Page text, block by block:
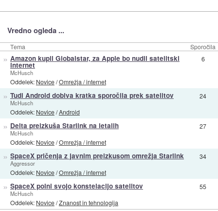
Vredno ogleda ...
Tema Sporočila
» Amazon kupil Globalstar, za Apple bo nudil satelitski
internet
McHusch
Oddelek: Novice/Omrežja / internet
6
» Tudi Android dobiva kratka sporočila prek satelitov
McHusch
Oddelek: Novice/Android
24
» Delta preizkuša Starlink na letalih
McHusch
Oddelek: Novice/Omrežja / internet
27
» SpaceX pričenja z javnim preizkusom omrežja Starlink
Aggressor
Oddelek: Novice/Omrežja / internet
34
» SpaceX polni svojo konstelacijo satelitov
McHusch
Oddelek: Novice/Znanost in tehnologija
55